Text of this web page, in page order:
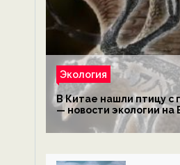
Экология
В Китае нашли птицу с
— новости экологии на